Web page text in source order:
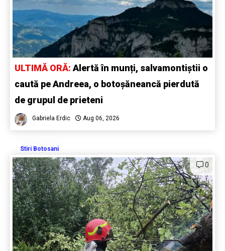
ULTIMĂ ORĂ:Alertă în munți, salvamontiștii o
caută pe Andreea, o botoșăneancă pierdută
de grupul de prieteni
Gabriela Erdic Aug 06, 2026
Stiri Botosani
0